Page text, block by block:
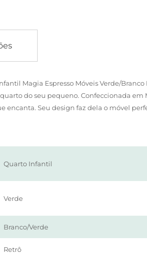
Magia Espresso Móveis Verde/
do seu pequeno. Confeccionada
encanta. Seu design faz dela o móvel
Quarto Infantil
Verde
Branco/Verde
Retrô